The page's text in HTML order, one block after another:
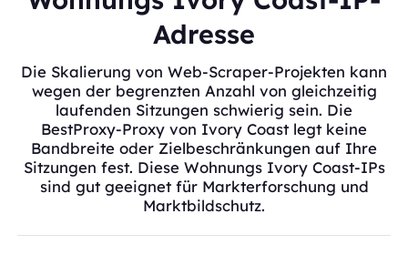
Adresse
Die Skalierung von Web-Scraper-Projekten kann
wegen der begrenzten Anzahl von gleichzeitig
laufenden Sitzungen schwierig sein. Die
BestProxy-Proxy von Ivory Coast legt keine
Bandbreite oder Zielbeschränkungen auf Ihre
Sitzungen fest. Diese Wohnungs Ivory Coast-IPs
sind gut geeignet für Markterforschung und
Marktbildschutz.